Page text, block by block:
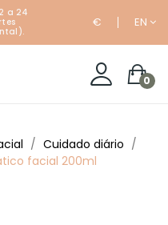
a 24
€ EN
0
Cuidado diário
facial 200ml